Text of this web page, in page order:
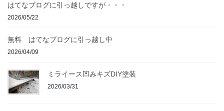
はてなブログに引っ越しですが・・・
2026/05/22
無料 はてなブログに引っ越し中
2026/04/09
ミライース凹みキズDIY塗装
2026/03/31